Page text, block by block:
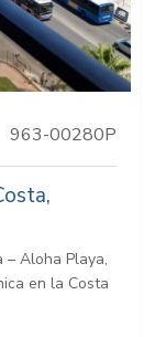
963-00280P
– Aloha Playa,
en la Costa